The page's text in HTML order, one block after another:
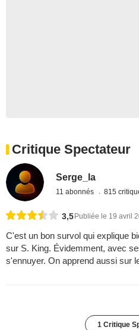
Critique Spectateur
Serge_la
11 abonnés 815
3,5 Publiée le 19 avril
C'est un bon survol qui explique
sur S. King. Évidemment, avec
s'ennuyer. On apprend aussi sur
1 Critique